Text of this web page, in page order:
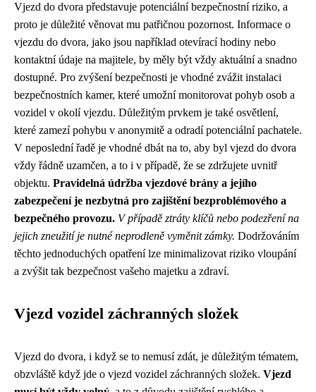
Vjezd do dvora představuje potenciální bezpečnostní riziko, a
proto je důležité věnovat mu patřičnou pozornost. Informace o
vjezdu do dvora, jako jsou například otevírací hodiny nebo
kontaktní údaje na majitele, by měly být vždy aktuální a snadno
dostupné. Pro zvýšení bezpečnosti je vhodné zvážit instalaci
bezpečnostních kamer, které umožní monitorovat pohyb osob a
vozidel v okolí vjezdu. Důležitým prvkem je také osvětlení,
které zamezí pohybu v anonymitě a odradí potenciální pachatele.
V neposlední řadě je vhodné dbát na to, aby byl vjezd do dvora
vždy řádně uzamčen, a to i v případě, že se zdržujete uvnitř
objektu. Pravidelná údržba vjezdové brány a jejího
zabezpečení je nezbytná pro zajištění bezproblémového a
bezpečného provozu. V případě ztráty klíčů nebo podezření na
jejich zneužití je nutné neprodleně vyměnit zámky. Dodržováním
těchto jednoduchých opatření lze minimalizovat riziko vloupání
a zvýšit tak bezpečnost vašeho majetku a zdraví.
Vjezd vozidel záchranných složek
Vjezd do dvora, i když se to nemusí zdát, je důležitým tématem,
obzvláště když jde o vjezd vozidel záchranných složek. Vjezd